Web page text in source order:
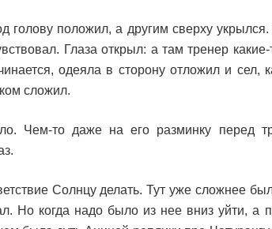
голову положил, а другим сверху
Глаза открыл: а там тренер
одеяла в сторону отложил и сел,
сложил.
Чем-то даже на его разминку перед
Солнцу делать. Тут уже сложнее
Но когда надо было из нее вниз уйти, а